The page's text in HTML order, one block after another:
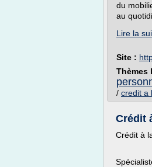
du
au
Lire la
Site :
Thèmes
/ credit a
Crédit
Crédit à